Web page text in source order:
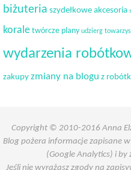
biżuteria szydełkowe akcesoria
korale twórcze plany udzierg
wydarzenia
zakupy zmiany na blogu z
Copyright © 2010-2016 Anna
Blog pożera informacje zapisane
(Google Analytics) i
Jeśli nie wyrażasz zgody na